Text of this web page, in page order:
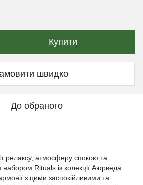
Купити
швидко
До обраного
релаксу, атмосферу спокою та
набором Rituals із колекції Аюрведа.
з цими заспокійливими та